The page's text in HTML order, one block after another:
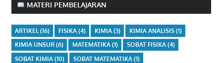
MATERI PEMBELAJARAN
ARTIKEL(16) FISIKA(4) KIMIA(3) KIMIA ANALISIS(1)
KIMIA UNSUR(6) MATEMATIKA(1) SOBAT FISIKA(4)
SOBAT KIMIA(10) SOBAT MATEMATIKA(1)